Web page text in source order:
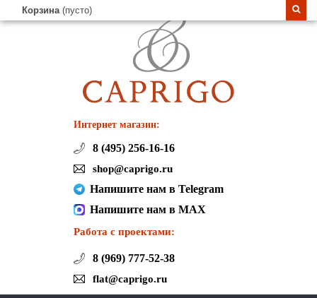
Корзина (пусто)
Интернет магазин:
8 (495) 256-16-16
shop@caprigo.ru
Напишите нам в Telegram
Напишите нам в MAX
Работа с проектами:
8 (969) 777-52-38
flat@caprigo.ru